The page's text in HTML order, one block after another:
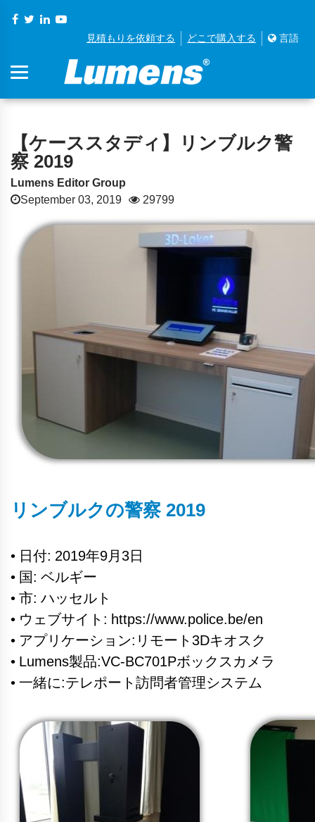
見積もりを依頼する どこで購入する 言語
【ケーススタディ】リンブルク警
察 2019
Lumens Editor Group
September 03, 2019
29799
リンブルクの警察 2019
• 日付: 2019年9月3日
• 国: ベルギー
• 市: ハッセルト
• ウェブサイト: https://www.police.be/en
• アプリケーション:リモート3Dキオスク
• Lumens製品:VC-BC701Pボックスカメラ
• 一緒に:テレポート訪問者管理システム